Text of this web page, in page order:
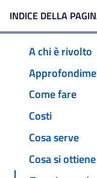
INDICE DELLA
A chi è rivolto
Come fare
Costi
Cosa serve
Cosa si ottiene